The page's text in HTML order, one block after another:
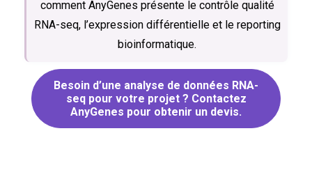
comment AnyGenes présente le contrôle qualité
RNA-seq, l’expression différentielle et le reporting
bioinformatique.
Besoin d’une analyse de données RNA-
seq pour votre projet ? Contactez
AnyGenes pour obtenir un devis.